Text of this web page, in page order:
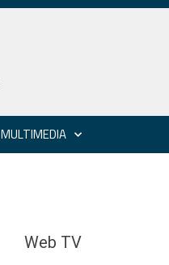
MULTIMEDIA
Web TV